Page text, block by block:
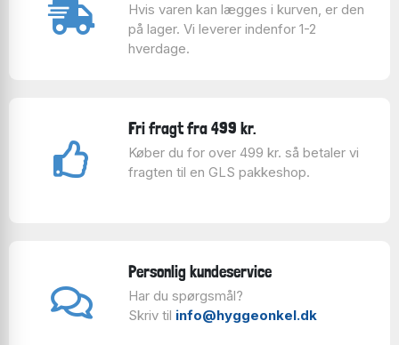
Hvis varen kan lægges i kurven, er den
på lager. Vi leverer indenfor 1-2
hverdage.
Fri fragt fra 499 kr.
Køber du for over 499 kr. så betaler vi
fragten til en GLS pakkeshop.
Personlig kundeservice
Har du spørgsmål?
Skriv til info@hyggeonkel.dk